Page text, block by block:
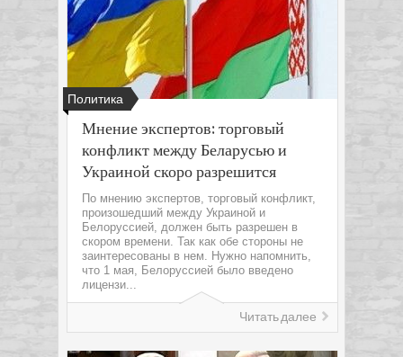
Политика
Мнение экспертов: торговый
конфликт между Беларусью и
Украиной скоро разрешится
По мнению экспертов, торговый конфликт,
произошедший между Украиной и
Белоруссией, должен быть разрешен в
скором времени. Так как обе стороны не
заинтересованы в нем. Нужно напомнить,
что 1 мая, Белоруссией было введено
лицензи...
Читать далее